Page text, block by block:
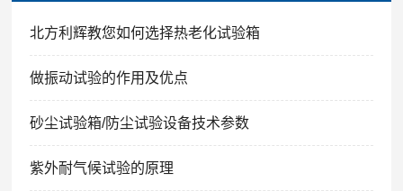
北方利辉教您如何选择热老化试验箱
做振动试验的作用及优点
砂尘试验箱/防尘试验设备技术参数
紫外耐气候试验的原理